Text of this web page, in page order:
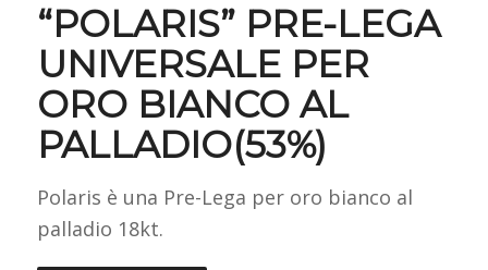
“POLARIS” PRE-LEGA
UNIVERSALE PER
ORO BIANCO AL
PALLADIO(53%)
Polaris è una Pre-Lega per oro bianco al
palladio 18kt.